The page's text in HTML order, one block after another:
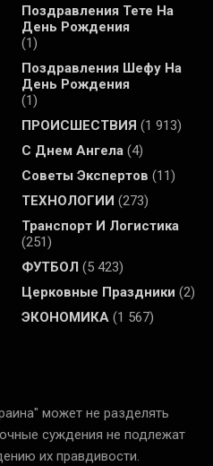
Поздравления Тете На
День Рождения
(1)
Поздравления Шефу На
День Рождения
(1)
ПРОИСШЕСТВИЯ (1 913)
С Днем Ангела (4)
Советы Экспертов (11)
ТЕХНОЛОГИИ (273)
Транспорт И Логистика
(251)
ФУТБОЛ (5 423)
Церковные Праздники (2)
ЭКОНОМИКА (1 567)
может не разделять
суждения не подлежат
их правдивости.